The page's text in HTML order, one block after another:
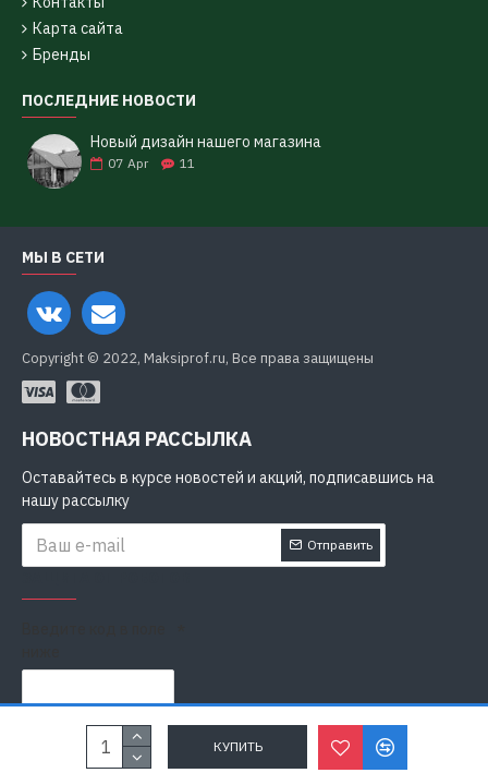
КУПИТЬ
Карта сайта
Бренды
ПОСЛЕДНИЕ НОВОСТИ
Новый дизайн нашего магазина
07 Apr 11
МЫ В СЕТИ
Copyright © 2022, Maksiprof.ru, Все права защищены
НОВОСТНАЯ РАССЫЛКА
Оставайтесь в курсе новостей и акций, подписавшись на
нашу рассылку
Отправить
Я прочитал Политика конфиденциальности
и согласен с
условиями безопасности и обработки персональных данных